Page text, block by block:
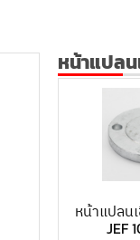
หน้าแปล
หน้าแปลน
JEF